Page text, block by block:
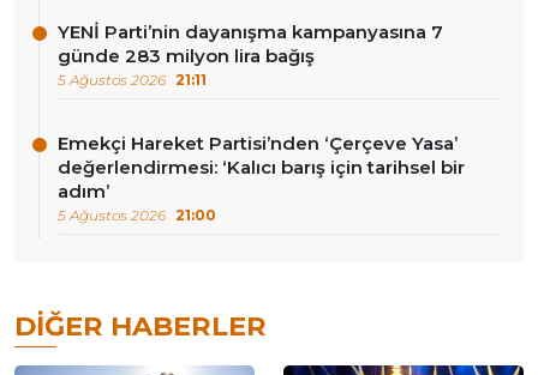
YENİ Parti’nin dayanışma kampanyasına 7
günde 283 milyon lira bağış
5 Ağustos 2026 21:11
Emekçi Hareket Partisi’nden ‘Çerçeve Yasa’
değerlendirmesi: ‘Kalıcı barış için tarihsel bir
adım’
5 Ağustos 2026 21:00
DIĞER HABERLER